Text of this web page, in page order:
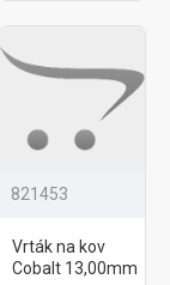
821453
Vrták na kov
Cobalt 13,00mm